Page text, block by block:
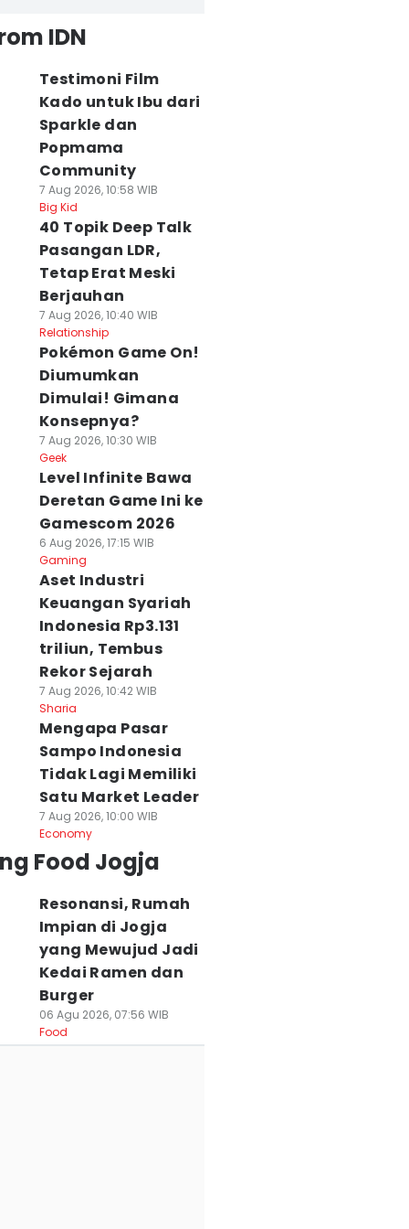
IDN
Testimoni Film
Kado untuk Ibu dari
Sparkle dan
Popmama
Community
7 Aug 2026, 10:58 WIB
Big Kid
40 Topik Deep Talk
Pasangan LDR,
Tetap Erat Meski
Berjauhan
7 Aug 2026, 10:40 WIB
Relationship
Pokémon Game On!
Diumumkan
Dimulai! Gimana
Konsepnya?
7 Aug 2026, 10:30 WIB
Geek
Level Infinite Bawa
Deretan Game Ini ke
Gamescom 2026
6 Aug 2026, 17:15 WIB
Gaming
Aset Industri
Keuangan Syariah
Indonesia Rp3.131
triliun, Tembus
Rekor Sejarah
7 Aug 2026, 10:42 WIB
Sharia
Mengapa Pasar
Sampo Indonesia
Tidak Lagi Memiliki
Satu Market Leader
7 Aug 2026, 10:00 WIB
Economy
Food Jogja
Resonansi, Rumah
Impian di Jogja
yang Mewujud Jadi
Kedai Ramen dan
Burger
06 Agu 2026, 07:56 WIB
Food